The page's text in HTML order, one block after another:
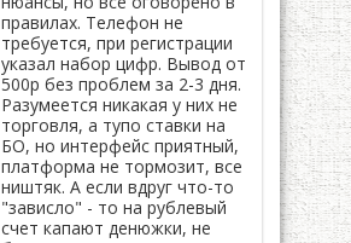
правилах. Телефон не
требуется, при регистрации
указал набор цифр. Вывод от
500р без проблем за 2-3 дня.
Разумеется никакая у них не
торговля, а тупо ставки на
БО, но интерфейс приятный,
платформа не тормозит, все
ништяк. А если вдруг что-то
"зависло" - то на рублевый
счет капают денюжки, не